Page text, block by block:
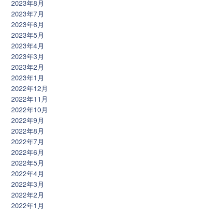
2023年8月
2023年7月
2023年6月
2023年5月
2023年4月
2023年3月
2023年2月
2023年1月
2022年12月
2022年11月
2022年10月
2022年9月
2022年8月
2022年7月
2022年6月
2022年5月
2022年4月
2022年3月
2022年2月
2022年1月